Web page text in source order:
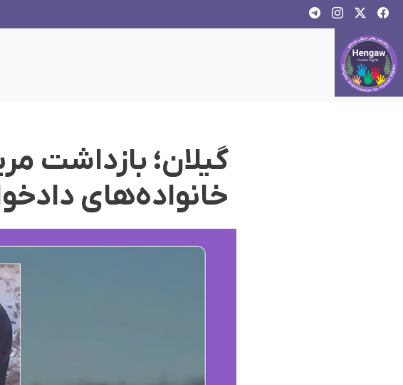
گیلان؛ بازداشت
خانواده‌های